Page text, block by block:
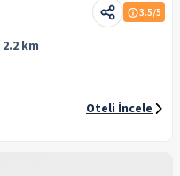
3.5/5
2.2 km
Oteli İncele